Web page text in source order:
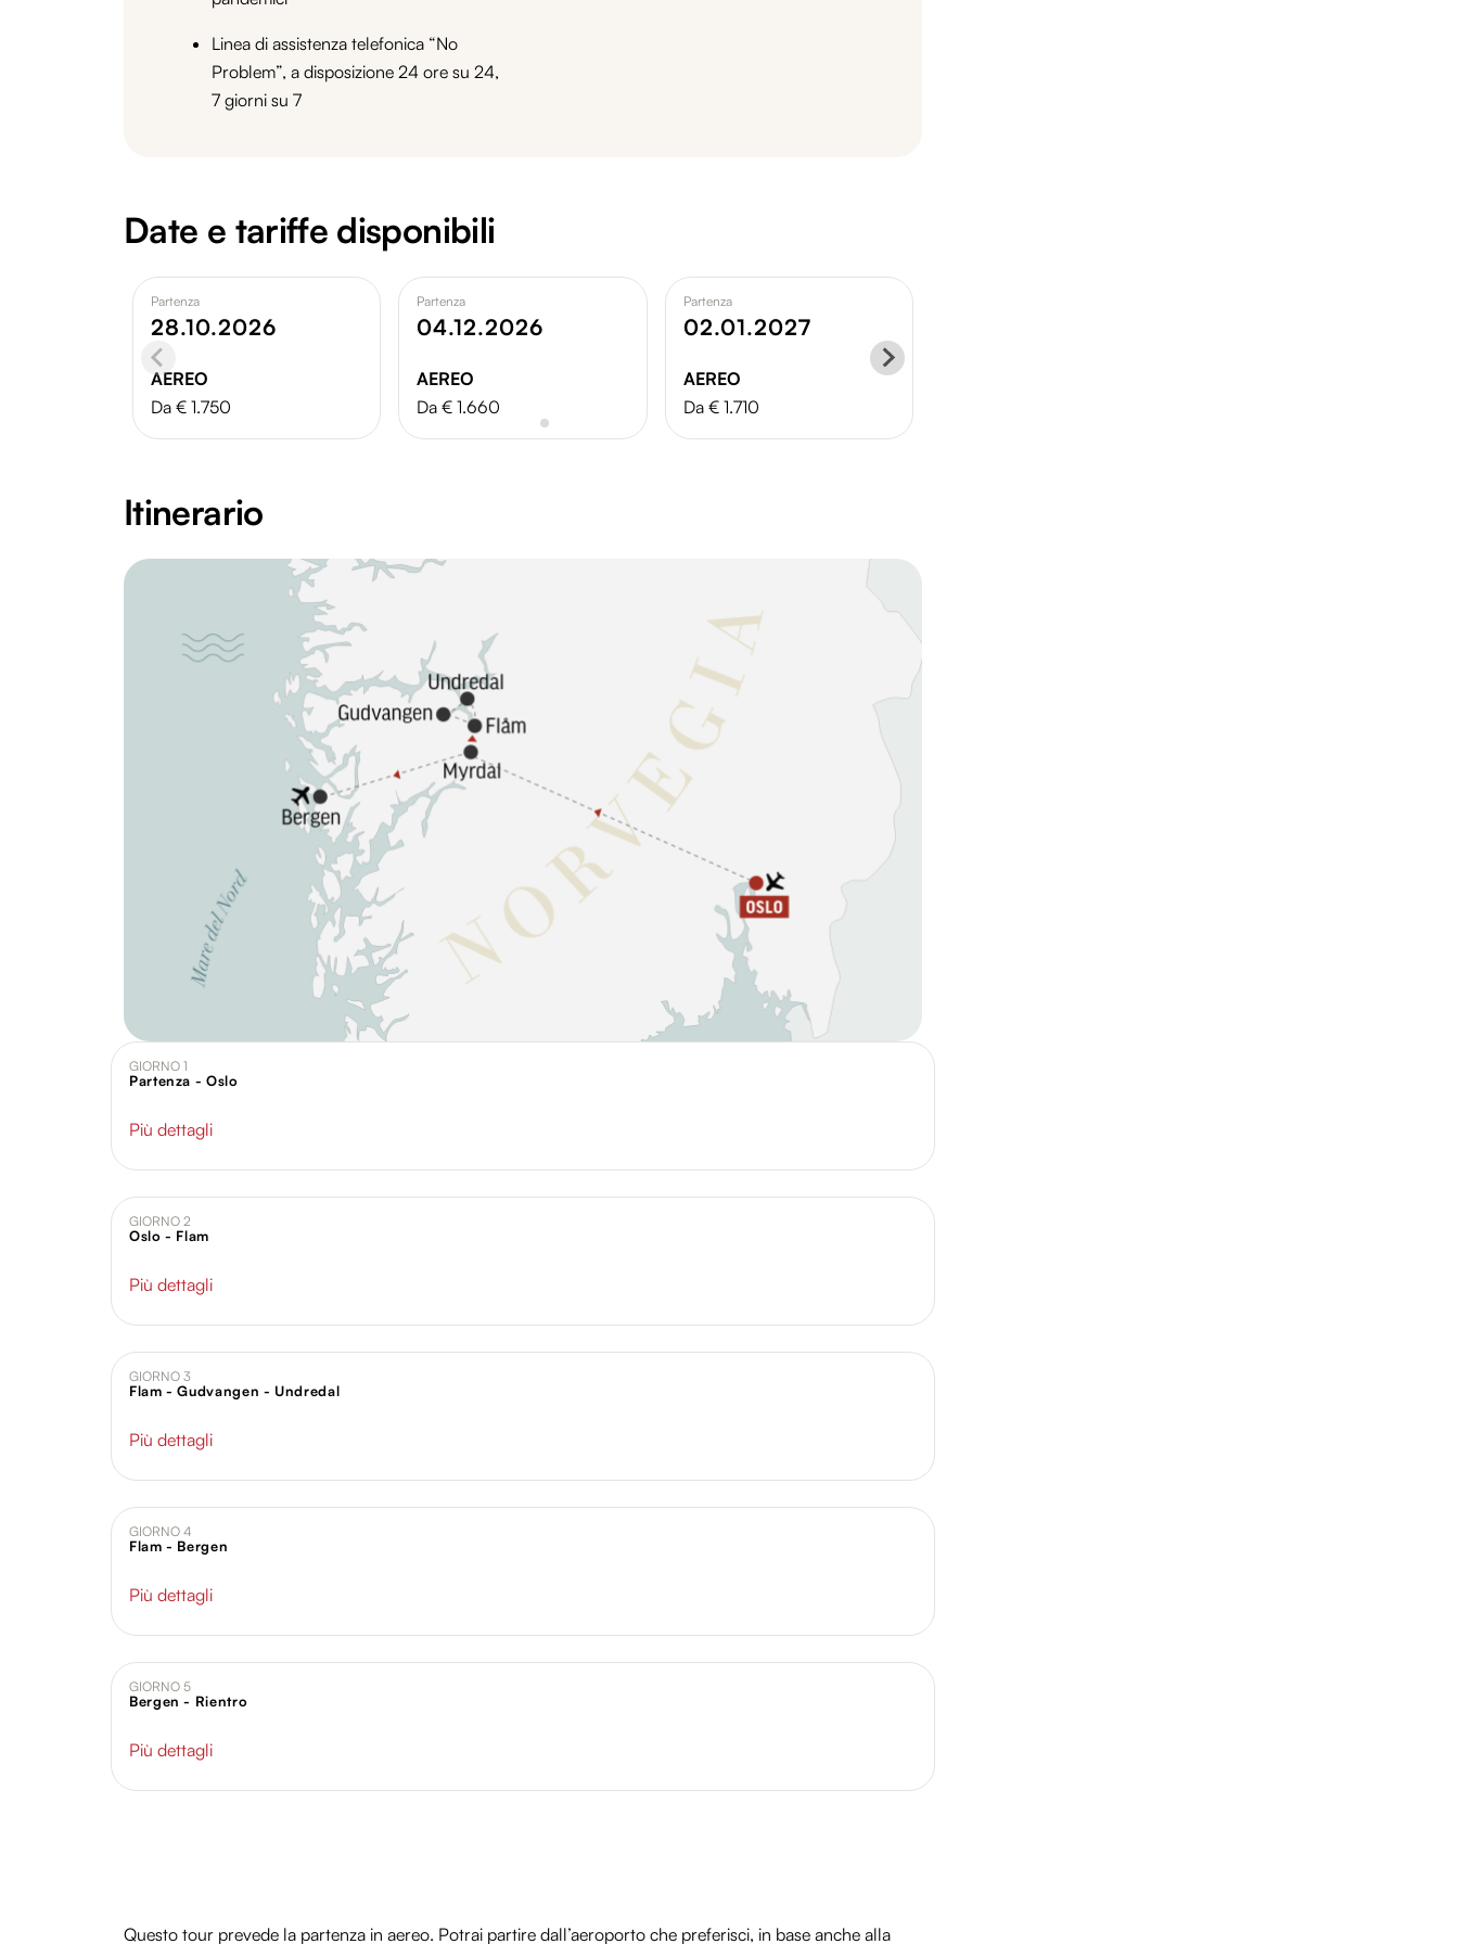
Linea di assistenza telefonica “No
Problem”, a disposizione 24 ore su 24,
7 giorni su 7
Date e tariffe disponibili
Partenza
28.10.2026
AEREO
Da € 1.750
Partenza
04.12.2026
AEREO
Da € 1.660
Partenza
02.01.2027
AEREO
Da € 1.710
Itinerario
GIORNO 1
Partenza - Oslo
Più dettagli
GIORNO 2
Oslo - Flam
Più dettagli
GIORNO 3
Flam - Gudvangen - Undredal
Più dettagli
GIORNO 4
Flam - Bergen
Più dettagli
GIORNO 5
Bergen - Rientro
Più dettagli
Questo tour prevede la partenza in aereo. Potrai partire dall’aeroporto che preferisci, in base anche alla